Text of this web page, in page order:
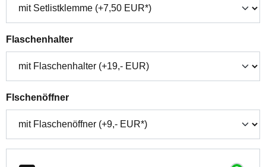
Flaschenhalterauswählen
Flschenöffnerauswählen